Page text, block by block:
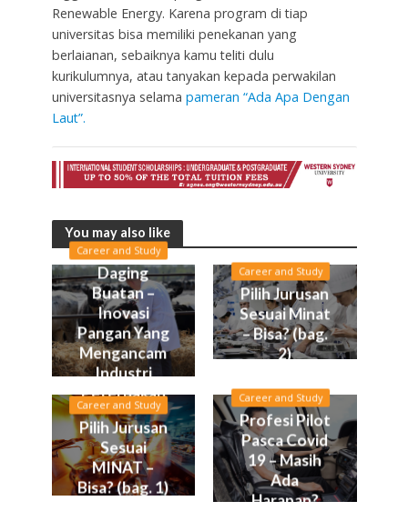
Renewable Energy. Karena program di tiap
universitas bisa memiliki penekanan yang
berlaianan, sebaiknya kamu teliti dulu
kurikulumnya, atau tanyakan kepada perwakilan
universitasnya selama pameran “Ada Apa Dengan
Laut”.
You may also like
Career and Study
Daging
Buatan –
Inovasi
Pangan Yang
Mengancam
Industri
Peternakan
Career and Study
Pilih Jurusan
Sesuai Minat
– Bisa? (bag.
2)
Career and Study
Pilih Jurusan
Sesuai
MINAT –
Bisa? (bag. 1)
Career and Study
Profesi Pilot
Pasca Covid
19 – Masih
Ada
Harapan?